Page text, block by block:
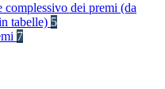
complessivo dei premi (da
tabelle) 5
7